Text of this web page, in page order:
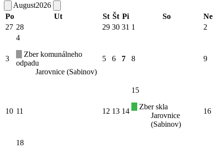
August2026
Po
Ut St Št Pi So
Ne
27 28 29 30 31 1 2
3
4
Zber komunálneho
odpadu
Jarovnice (Sabinov)
5 6 7 8 9
10 11 12 13 14
15
Zber skla
Jarovnice
(Sabinov)
16
18